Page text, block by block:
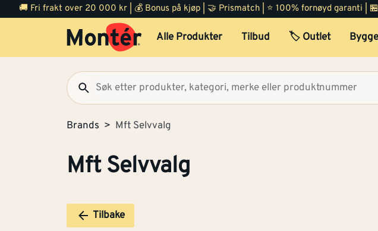
🚚 Fri frakt over 20 000 kr | 💰 Bonus på kjøp | 🤝 Prismatch | ⭐ 100% fornøyd garanti |
Alle Produkter Tilbud 🏷️ Outlet
Brands Mft Selvvalg
Mft Selvvalg
Tilbake